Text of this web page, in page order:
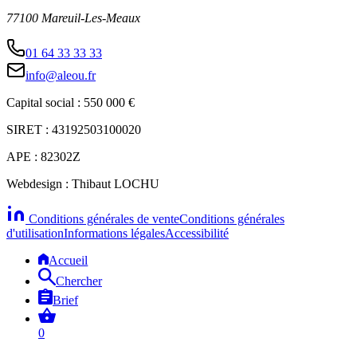
77100 Mareuil-Les-Meaux
01 64 33 33 33
info@aleou.fr
Capital social : 550 000 €
SIRET : 43192503100020
APE : 82302Z
Webdesign : Thibaut LOCHU
Conditions générales de venteConditions générales
d'utilisationInformations légalesAccessibilité
Accueil
Chercher
Brief
0